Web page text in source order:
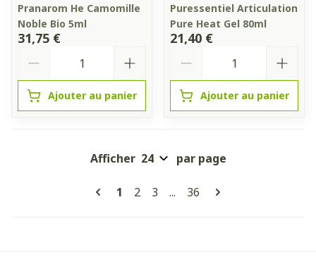
Pranarom He Camomille
Noble Bio 5ml
31,75 €
Ajouter au panier
Puressentiel Articulation
Pure Heat Gel 80ml
21,40 €
Ajouter au panier
Pages
Vous lisez actuellement la page
1 Page
2 Page
3 ... Page
36
Afficher par page